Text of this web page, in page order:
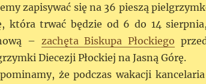
zapisywać się na 36 pieszą
która trwać będzie od 6 do 14
– zachęta Biskupa Płockiego
Diecezji Płockiej na Jasną Górę.
że podczas wakacji